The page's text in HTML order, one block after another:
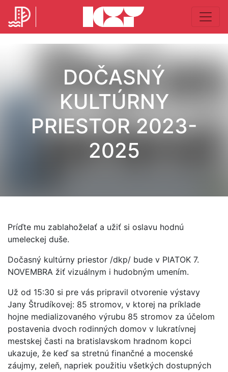
DOČASNÝ
KULTÚRNY
PRIESTOR 2023-
2025
Príďte mu zablahoželať a užiť si oslavu hodnú
umeleckej duše.
Dočasný kultúrny priestor /dkp/ bude v PIATOK 7.
NOVEMBRA žiť vizuálnym i hudobným umením.
Už od 15:30 si pre vás pripravil otvorenie výstavy
Jany Štrudíkovej: 85 stromov, v ktorej na príklade
hojne medializovaného výrubu 85 stromov za účelom
postavenia dvoch rodinných domov v lukratívnej
mestskej časti na bratislavskom hradnom kopci
ukazuje, že keď sa stretnú finančné a mocenské
záujmy, zeleň, napriek použitiu všetkých dostupných